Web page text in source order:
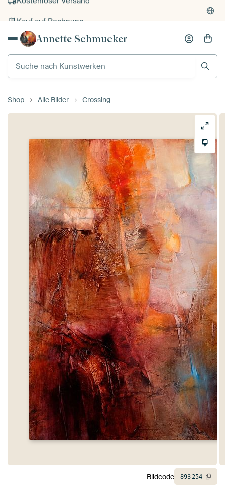
Individueller Druck auf Bestellung
Annette Schmucker
Suche nach Kunstwerken
Shop Alle Bilder Crossing
Bildcode 893254